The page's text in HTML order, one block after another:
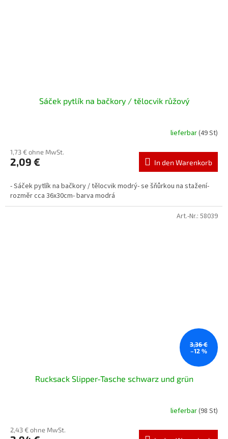
Sáček pytlík na bačkory / tělocvik růžový
lieferbar(49 St)
1,73 € ohne MwSt.
2,09 € In den Warenkorb
- Sáček pytlík na bačkory / tělocvik modrý- se šňůrkou na stažení-
rozměr cca 36x30cm- barva modrá
3,36 €
–12 %
Rucksack Slipper-Tasche schwarz und grün
lieferbar(98 St)
2,43 € ohne MwSt.
Art.-Nr.: 58039